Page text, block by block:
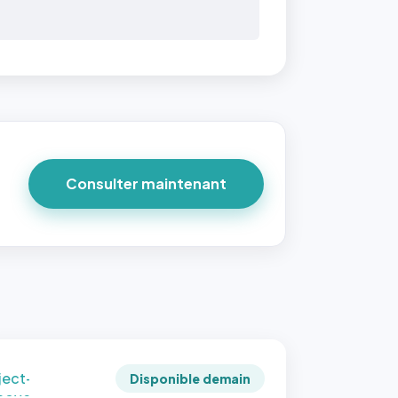
Consulter maintenant
par
1:1
Disponible demain